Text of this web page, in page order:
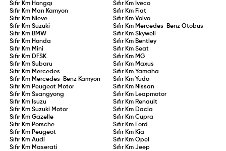
Sıfır Km Hongqı Sıfır Km Iveco
Sıfır Km Man Kamyon Sıfır Km Fiat
Sıfır Km Nieve Sıfır Km Volvo
Sıfır KmSuzuki Sıfır Km Mercedes-Benz Otobüs
Sıfır Km BMW Sıfır Km Skywell
Sıfır Km Honda Sıfır Km Bentley
Sıfır Km Mini Sıfır Km Seat
Sıfır Km DFSK Sıfır Km MG
Sıfır KmSubaru Sıfır Km Maxus
Sıfır Km Mercedes Sıfır Km Yamaha
Sıfır Km Mercedes-Benz Kamyon Sıfır Km Yudo
Sıfır Km Peugeot Motor Sıfır Km Nissan
Sıfır KmSsangyong Sıfır Km Leapmotor
Sıfır Km Isuzu Sıfır Km Renault
Sıfır KmSuzuki Motor Sıfır Km Dacia
Sıfır KmGazelle Sıfır Km Cupra
Sıfır Km Porsche Sıfır Km Ford
Sıfır Km Peugeot Sıfır Km Kia
Sıfır KmAudi Sıfır Km Opel
Sıfır Km Maserati Sıfır Km Jeep